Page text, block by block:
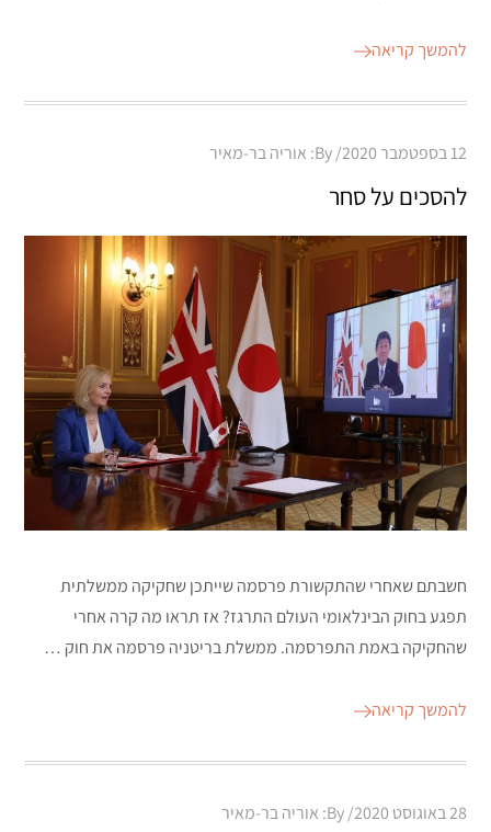
להמשך קריאה
Posted
on
12 בספטמבר 2020 By: אוריה בר-מאיר
להסכים על סחר
חשבתם שאחרי שהתקשורת פרסמה שייתכן שחקיקה ממשלתית
תפגע בחוק הבינלאומי העולם התרגז? אז תראו מה קרה אחרי
שהחקיקה באמת התפרסמה. ממשלת בריטניה פרסמה את חוק …
להמשך קריאה
Posted
28 באוגוסט 2020 By: אוריה בר-מאיר